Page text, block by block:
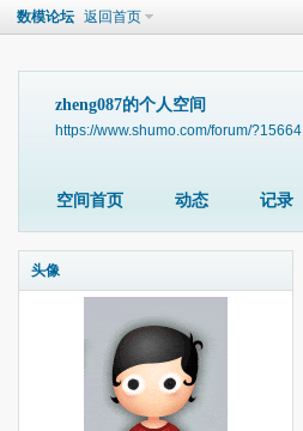
数模论坛 返回首页
zheng087的个人空间
https://www.shumo.com/forum/?15664
空间首页 动态 记录
头像